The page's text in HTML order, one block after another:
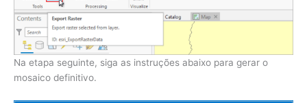
Na etapa seguinte, siga as instruções abaixo para gerar o
mosaico definitivo.